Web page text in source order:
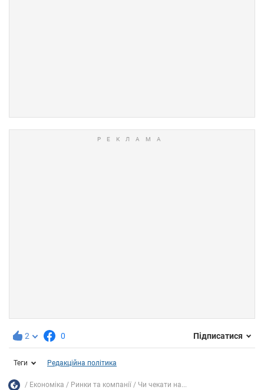
2 0 Підписатися
Теги Редакційна політика
Економіка Ринки та компанії Чи чекати на...